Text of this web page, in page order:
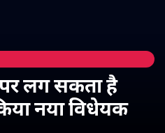
लग सकता है
नया विधेयक